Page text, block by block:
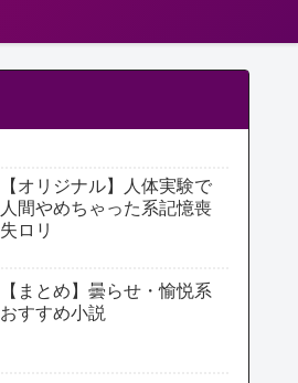
【オリジナル】人体実験で
人間やめちゃった系記憶喪
失ロリ
【まとめ】曇らせ・愉悦系
おすすめ小説